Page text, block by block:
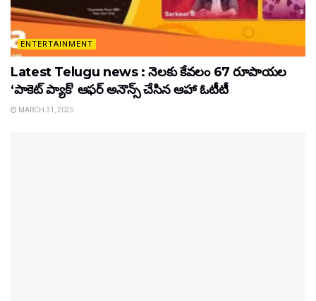
ENTERTAINMENT
Latest Telugu news : నెలకు కేవలం 67 రూపాయల
‘పాకెట్ ప్యాక్’ ఆఫర్ అనౌన్స్ చేసిన ఆహా ఓటీటీ
MARCH 31, 2025